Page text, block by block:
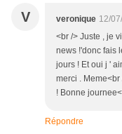
V veronique 12/
<br /> Juste , je
news !'donc fais
jours ! Et oui j '
merci .
! Bonne
Répondre